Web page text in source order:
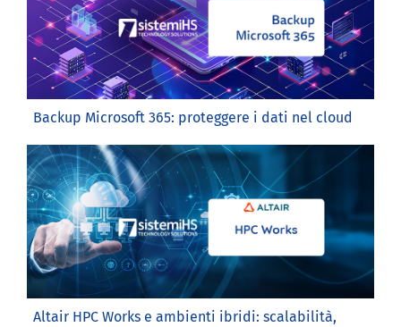
Backup Microsoft 365: proteggere i dati nel cloud
Altair HPC Works e ambienti ibridi: scalabilità,